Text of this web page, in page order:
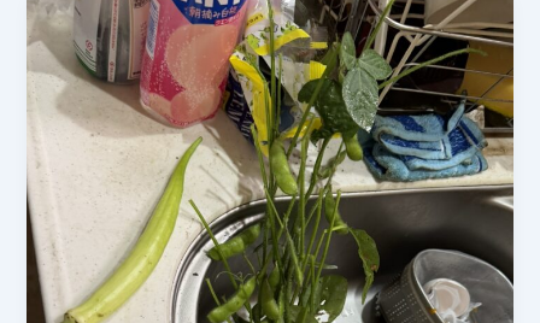
ラ】
5
日
す
も
盤！